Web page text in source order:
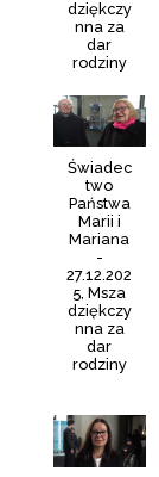
dziękczy
nna za
dar
rodziny
Świadec
two
Państwa
Marii i
Mariana
-
27.12.202
5, Msza
dziękczy
nna za
dar
rodziny